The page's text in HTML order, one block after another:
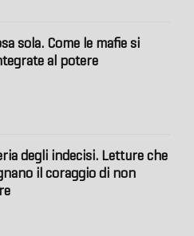
sola. Come le mafie si
al potere
degli indecisi. Letture che
il coraggio di non